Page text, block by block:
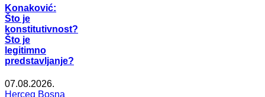
Konaković:
Što je
konstitutivnost?
Što je
legitimno
predstavljanje?
07.08.2026.
Herceg Bosna